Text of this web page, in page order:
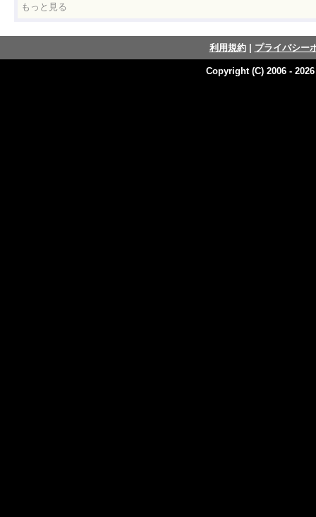
もっと見る
利用規約| プライバシー
Copyright (C) 2006 -